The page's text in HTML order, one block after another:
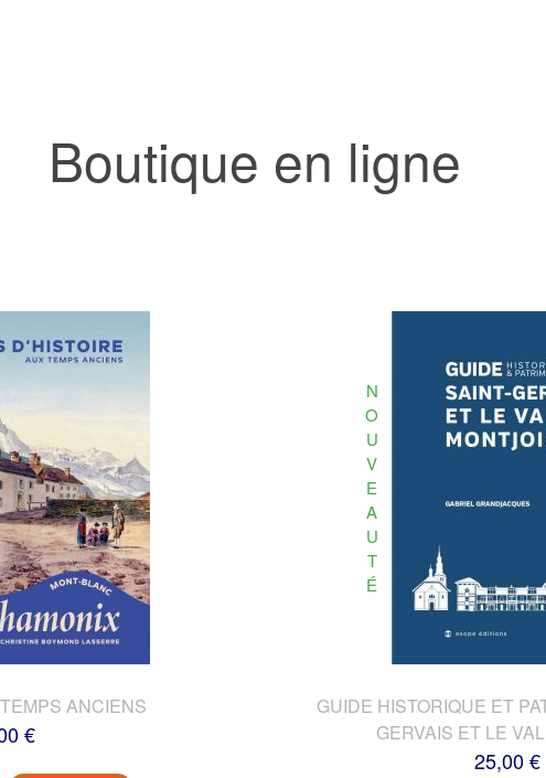
Boutique en ligne
ANCIENS
€
N
O
U
V
E
A
U
T
É
GUIDE HISTORIQUE ET
GERVAIS ET LE
25,00 €